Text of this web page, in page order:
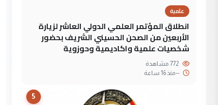
علمية
انطلاق المؤتمر العلمي الدولي العاشر لزيارة
الأربعين من الصحن الحسيني الشريف بحضور
شخصيات علمية واكاديمية وحوزوية
--منذ 16 ساعة
5